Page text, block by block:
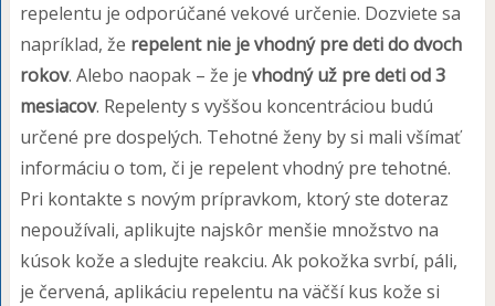
repelentu je odporúčané vekové určenie. Dozviete sa
napríklad, že repelent nie je vhodný pre deti do dvoch
rokov. Alebo naopak – že je vhodný už pre deti od 3
mesiacov. Repelenty s vyššou koncentráciou budú
určené pre dospelých. Tehotné ženy by si mali všímať
informáciu o tom, či je repelent vhodný pre tehotné.
Pri kontakte s novým prípravkom, ktorý ste doteraz
nepoužívali, aplikujte najskôr menšie množstvo na
kúsok kože a sledujte reakciu. Ak pokožka svrbí, páli,
je červená, aplikáciu repelentu na väčší kus kože si